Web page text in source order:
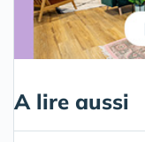
A lire aussi